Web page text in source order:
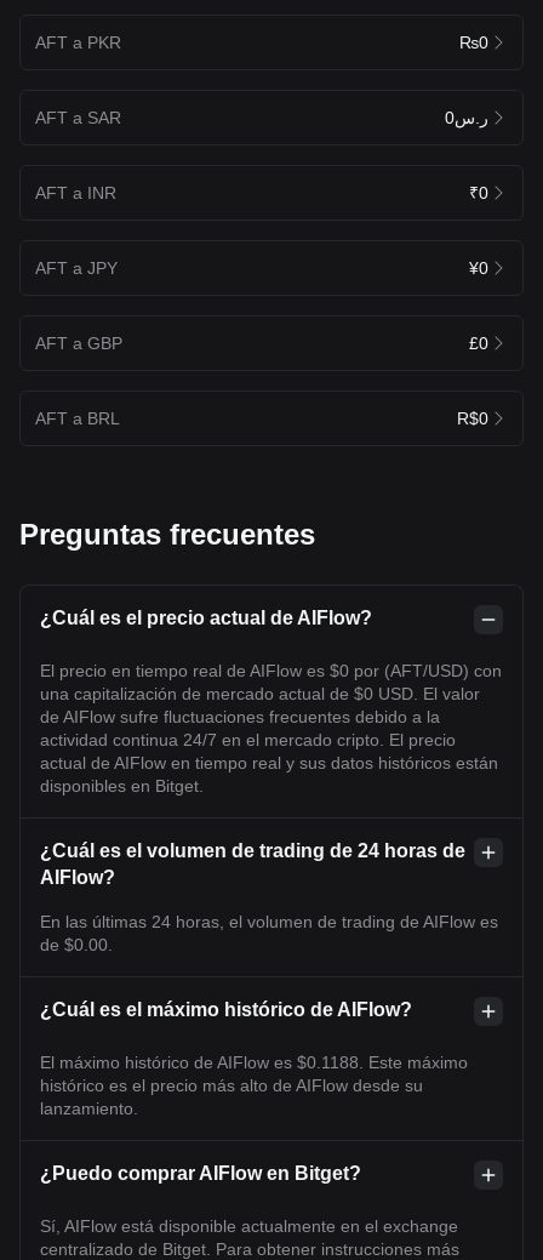
AFT a PKR ₨0
AFT a SAR ر.س0
AFT a INR ₹0
AFT a JPY ¥0
AFT a GBP £0
AFT a BRL R$0
Preguntas frecuentes
¿Cuál es el precio actual de AIFlow?
El precio en tiempo real de AIFlow es $0 por (AFT/USD) con
una capitalización de mercado actual de $0 USD. El valor
de AIFlow sufre fluctuaciones frecuentes debido a la
actividad continua 24/7 en el mercado cripto. El precio
actual de AIFlow en tiempo real y sus datos históricos están
disponibles en Bitget.
¿Cuál es el volumen de trading de 24 horas de
AIFlow?
En las últimas 24 horas, el volumen de trading de AIFlow es
de $0.00.
¿Cuál es el máximo histórico de AIFlow?
El máximo histórico de AIFlow es $0.1188. Este máximo
histórico es el precio más alto de AIFlow desde su
lanzamiento.
¿Puedo comprar AIFlow en Bitget?
Sí, AIFlow está disponible actualmente en el exchange
centralizado de Bitget. Para obtener instrucciones más